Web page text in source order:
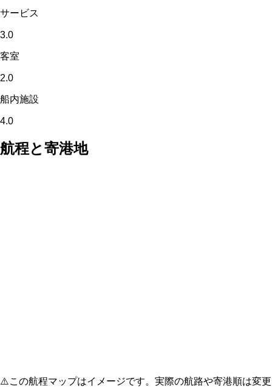
サービス
3.0
客室
2.0
船内施設
4.0
航程と寄港地
⚠️この航程マップはイメージです。実際の航路や寄港順は変更